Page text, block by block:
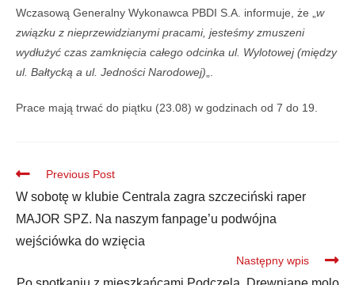
Wczasową Generalny Wykonawca PBDI S.A. informuje, że „ w
związku z nieprzewidzianymi pracami, jesteśmyzmuszeni
wydłużyć czas zamknięcia całego odcinka ul. Wylotowej (między
ul. Bałtycką a ul. Jedności Narodowej)
Prace mają trwać do piątku (23.08) w godzinach od 7 do 19.
Previous Post
W sobotę w klubie Centrala zagra szczeciński raper
MAJOR SPZ. Na naszym fanpage’u podwójna
wejściówka do wzięcia
Następny wpis